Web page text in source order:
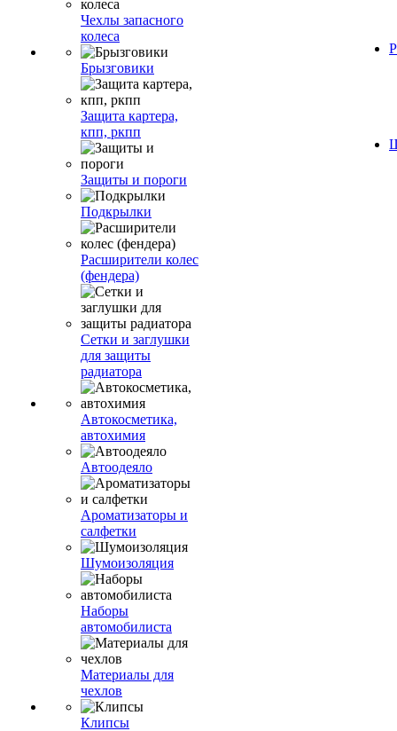
Чехлы запасного
колеса
Брызговики
Защита картера,
кпп, ркпп
Защиты и пороги
Подкрылки
Расширители колес
(фендера)
Сетки и заглушки
для защиты
радиатора
Автокосметика,
автохимия
Автоодеяло
Ароматизаторы и
салфетки
Шумоизоляция
Наборы
автомобилиста
Материалы для
чехлов
Клипсы